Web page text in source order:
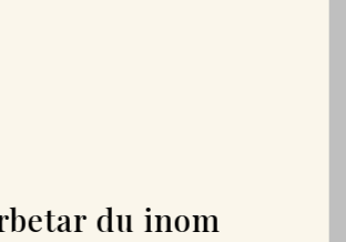
du inom